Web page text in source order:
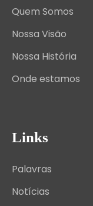
Quem Somos
Nossa Visão
Nossa História
Onde estamos
Links
Palavras
Notícias